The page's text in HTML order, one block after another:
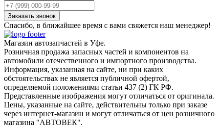
Спасибо, в ближайшее время с вами свяжется наш менеджер!
Магазин автозапчастей в Уфе.
Розничная продажа запасных частей и компонентов на
автомобили отечественного и импортного производства.
Информация, указанная на сайте, ни при каких
обстоятельствах не является публичной офертой,
определяемой положениями статьи 437 (2) ГК РФ.
Представленные изображения могут отличаться от оригинала.
Цены, указанные на сайте, действительны только при заказе
через интернет-магазин и могут отличаться от цен розничного
магазина "АВТОВЕК".